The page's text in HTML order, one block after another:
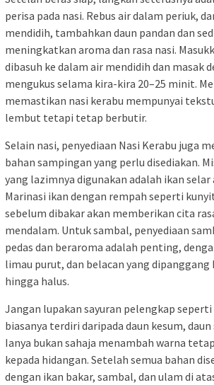
perisa pada nasi. Rebus air dalam periuk,
mendidih, tambahkan daun pandan dan
meningkatkan aroma dan rasa nasi.
dibasuh ke dalam air mendidih dan masak
mengukus selama kira-kira 20–25 minit.
memastikan nasi kerabu mempunyai
lembut tetapi tetap berbutir.
Selain nasi, penyediaan Nasi Kerabu juga
bahan sampingan yang perlu disediakan.
yang lazimnya digunakan adalah ikan
Marinasi ikan dengan rempah seperti
sebelum dibakar akan memberikan cita
mendalam. Untuk sambal, penyediaan
pedas dan beraroma adalah penting,
limau purut, dan belacan yang dipanggang
hingga halus.
Jangan lupakan sayuran pelengkap
biasanya terdiri daripada daun kesum,
Ianya bukan sahaja menambah warna
kepada hidangan. Setelah semua bahan
dengan ikan bakar, sambal, dan ulam di